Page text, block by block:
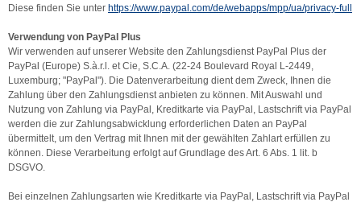
Diese finden Sie unter https://www.paypal.com/de/webapps/mpp/ua/privacy-full
Verwendung von PayPal Plus
Wir verwenden auf unserer Website den Zahlungsdienst PayPal Plus der
PayPal (Europe) S.à.r.l. et Cie, S.C.A. (22-24 Boulevard Royal L-2449,
Luxemburg; "PayPal"). Die Datenverarbeitung dient dem Zweck, Ihnen die
Zahlung über den Zahlungsdienst anbieten zu können. Mit Auswahl und
Nutzung von Zahlung via PayPal, Kreditkarte via PayPal, Lastschrift via PayPal
werden die zur Zahlungsabwicklung erforderlichen Daten an PayPal
übermittelt, um den Vertrag mit Ihnen mit der gewählten Zahlart erfüllen zu
können. Diese Verarbeitung erfolgt auf Grundlage des Art. 6 Abs. 1 lit. b
DSGVO.
Bei einzelnen Zahlungsarten wie Kreditkarte via PayPal, Lastschrift via PayPal